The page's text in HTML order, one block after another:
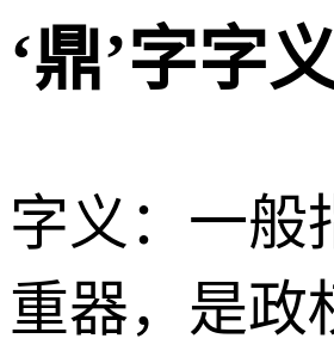
‘鼎’字字
字义：一般
重器，是政